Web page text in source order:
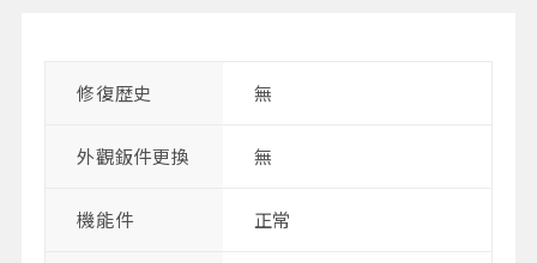
修復歴史 無
外觀鈑件更換 無
機能件 正常